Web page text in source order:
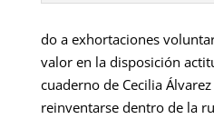
do a exhortaciones
valor en la disposición
cuaderno de Cecilia
reinventarse dentro de la